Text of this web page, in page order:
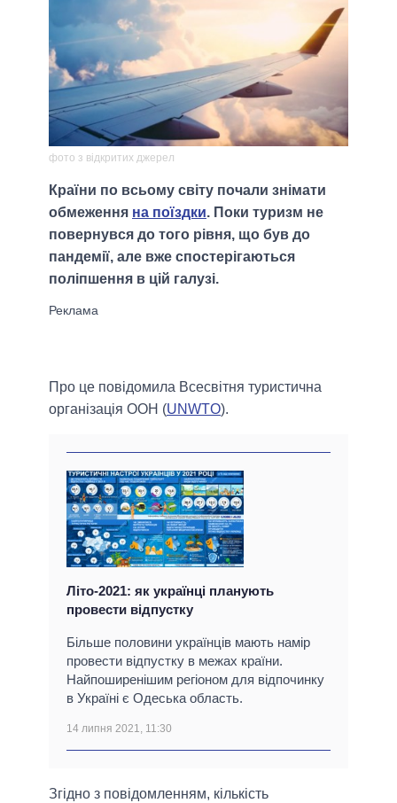
фото з відкритих джерел
Країни по всьому світу почали знімати
обмеження на поїздки. Поки туризм не
повернувся до того рівня, що був до
пандемії, але вже спостерігаються
поліпшення в цій галузі.
Про це повідомила Всесвітня туристична
організація ООН (UNWTO).
Літо-2021: як українці планують
провести відпустку
Більше половини українців мають намір
провести відпустку в межах країни.
Найпоширенішим регіоном для відпочинку
в Україні є Одеська область.
14 липня 2021, 11:30
Згідно з повідомленням, кількість